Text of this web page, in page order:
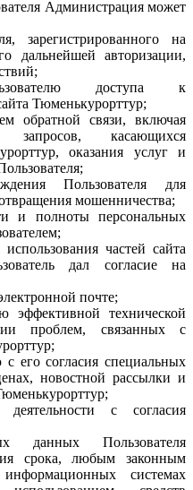
Администрация может
зарегистрированного на
дальнейшей авторизации,
доступа к
Тюменькурорттур;
обратной связи, включая
запросов, касающихся
оказания услуг и
Пользователя для
мошенничества;
и полноты персональных
частей сайта
дал согласие на
почте;
эффективной технической
проблем, связанных с
с его согласия специальных
новостной рассылки и
с согласия
данных Пользователя
срока, любым законным
системах